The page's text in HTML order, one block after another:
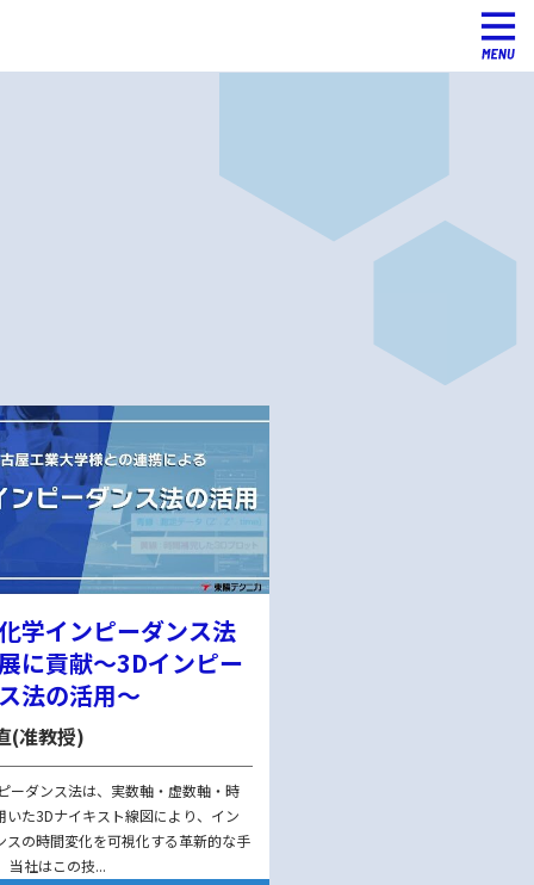
学インピーダンス法
に貢献～3Dインピー
法の活用～
(准教授)
ーダンス法は、実数軸・虚数軸・時
いた3Dナイキスト線図により、イン
スの時間変化を可視化する革新的な手
当社はこの技...